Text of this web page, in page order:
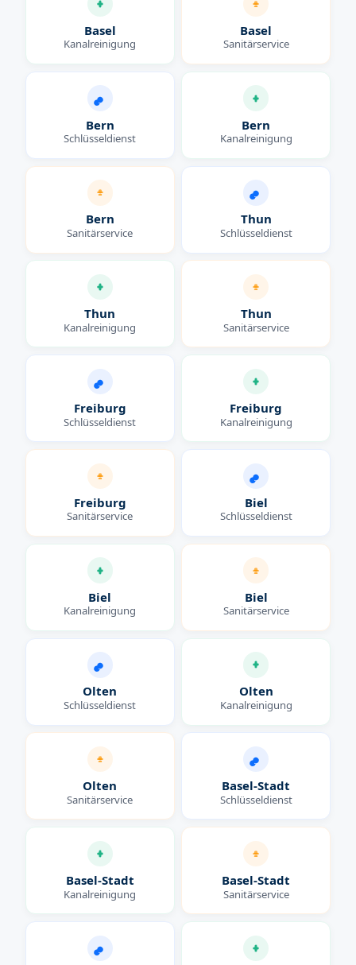
Basel
Kanalreinigung
Basel
Sanitärservice
Bern
Schlüsseldienst
Bern
Kanalreinigung
Bern
Sanitärservice
Thun
Schlüsseldienst
Thun
Kanalreinigung
Thun
Sanitärservice
Freiburg
Schlüsseldienst
Freiburg
Kanalreinigung
Freiburg
Sanitärservice
Biel
Schlüsseldienst
Biel
Kanalreinigung
Biel
Sanitärservice
Olten
Schlüsseldienst
Olten
Kanalreinigung
Olten
Sanitärservice
Basel-Stadt
Schlüsseldienst
Basel-Stadt
Kanalreinigung
Basel-Stadt
Sanitärservice